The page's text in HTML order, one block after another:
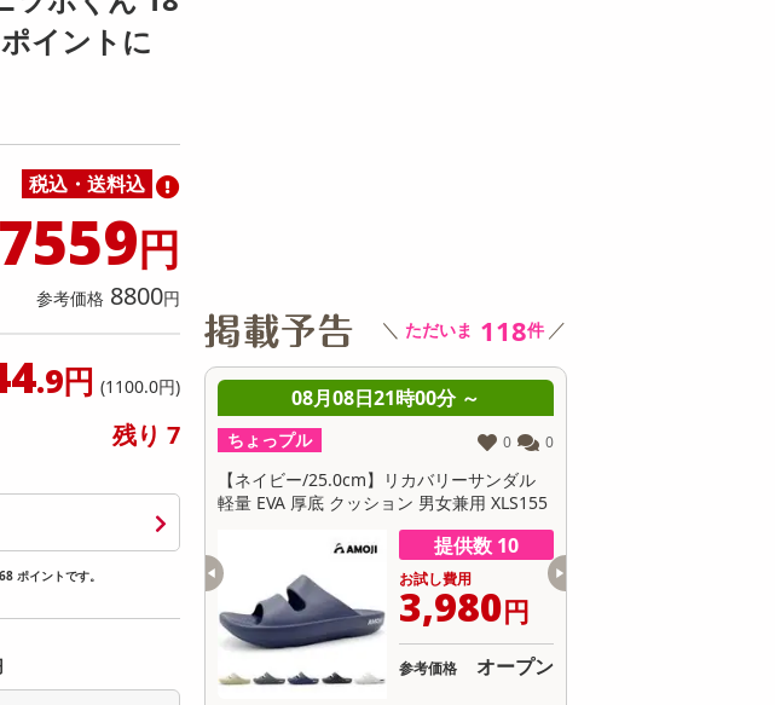
グ
・乳製品・卵
物加工品
タブレット
ーツ
ト
リンク）
ジードリンク
タント）
ル
酒ギフト
品
・消耗品
ニックコスメ
・クッション
ト用品・DIY・工具
家具
調
リーカード
帯電話・タブレットアクセサ
ッズ・マタニティ
イントに
税込・送料込
7559円
参考価格 8800円
.9円 (1100.0円)
残り 7
ポイントです。
＼ ただいま 118件 ／
日21時00分 ～
0
ション 男女兼用 XLS155
提供数 10
お試し費用
3,980円
08月08日21時00分 ～
ちょっプル 0 0
【ネイビー/25.0cm】リカバリーサンダル
軽量 EVA 厚底 クッション 男女兼用 XLS155
提供数 10
お試し費用
3,980円
参考価格 オープン